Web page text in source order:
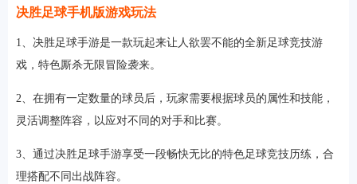
专题决胜足球手机版游戏玩法
1、决胜足球手游是一款玩起来让人欲罢不能的全新足球竞技游
戏，特色厮杀无限冒险袭来。
2、在拥有一定数量的球员后，玩家需要根据球员的属性和技能，
灵活调整阵容，以应对不同的对手和比赛。
3、通过决胜足球手游享受一段畅快无比的特色足球竞技历练，合
理搭配不同出战阵容。